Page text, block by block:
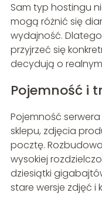
Sam typ hostingu
mogą różnić się
wydajność.
przyjrzeć się
decydują o
Pojemność i
Pojemność
sklepu, zdjęcia
pocztę.
wysokiej
dziesiątki
stare wersje zdjęć i